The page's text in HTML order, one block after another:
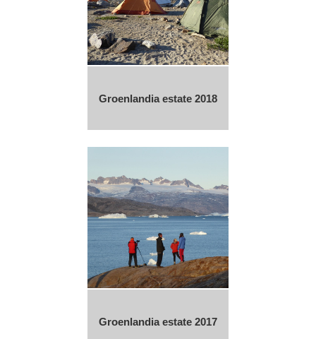
Groenlandia estate 2018
Groenlandia estate 2017